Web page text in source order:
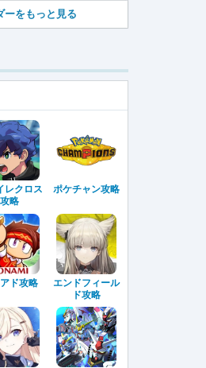
ーをもっと見る
レクロス
攻略
ポケチャン攻略
ド攻略
エンドフィール
ド攻略